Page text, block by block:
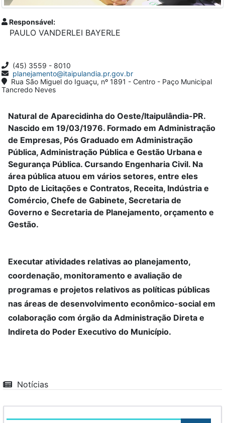
Responsável:
PAULO VANDERLEI BAYERLE
(45) 3559 - 8010
planejamento@itaipulandia.pr.gov.br
Rua São Miguel do Iguaçu, nº 1891 - Centro - Paço Municipal
Tancredo Neves
Natural de Aparecidinha do Oeste/Itaipulândia-PR.
Nascido em 19/03/1976. Formado em Administração
de Empresas, Pós Graduado em Administração
Pública, Administração Pública e Gestão Urbana e
Segurança Pública. Cursando Engenharia Civil. Na
área pública atuou em vários setores, entre eles
Dpto de Licitações e Contratos, Receita, Indústria e
Comércio, Chefe de Gabinete, Secretaria de
Governo e Secretaria de Planejamento, orçamento e
Gestão.
Executar atividades relativas ao planejamento,
coordenação, monitoramento e avaliação de
programas e projetos relativos as políticas públicas
nas áreas de desenvolvimento econômico-social em
colaboração com órgão da Administração Direta e
Indireta do Poder Executivo do Município.
Notícias